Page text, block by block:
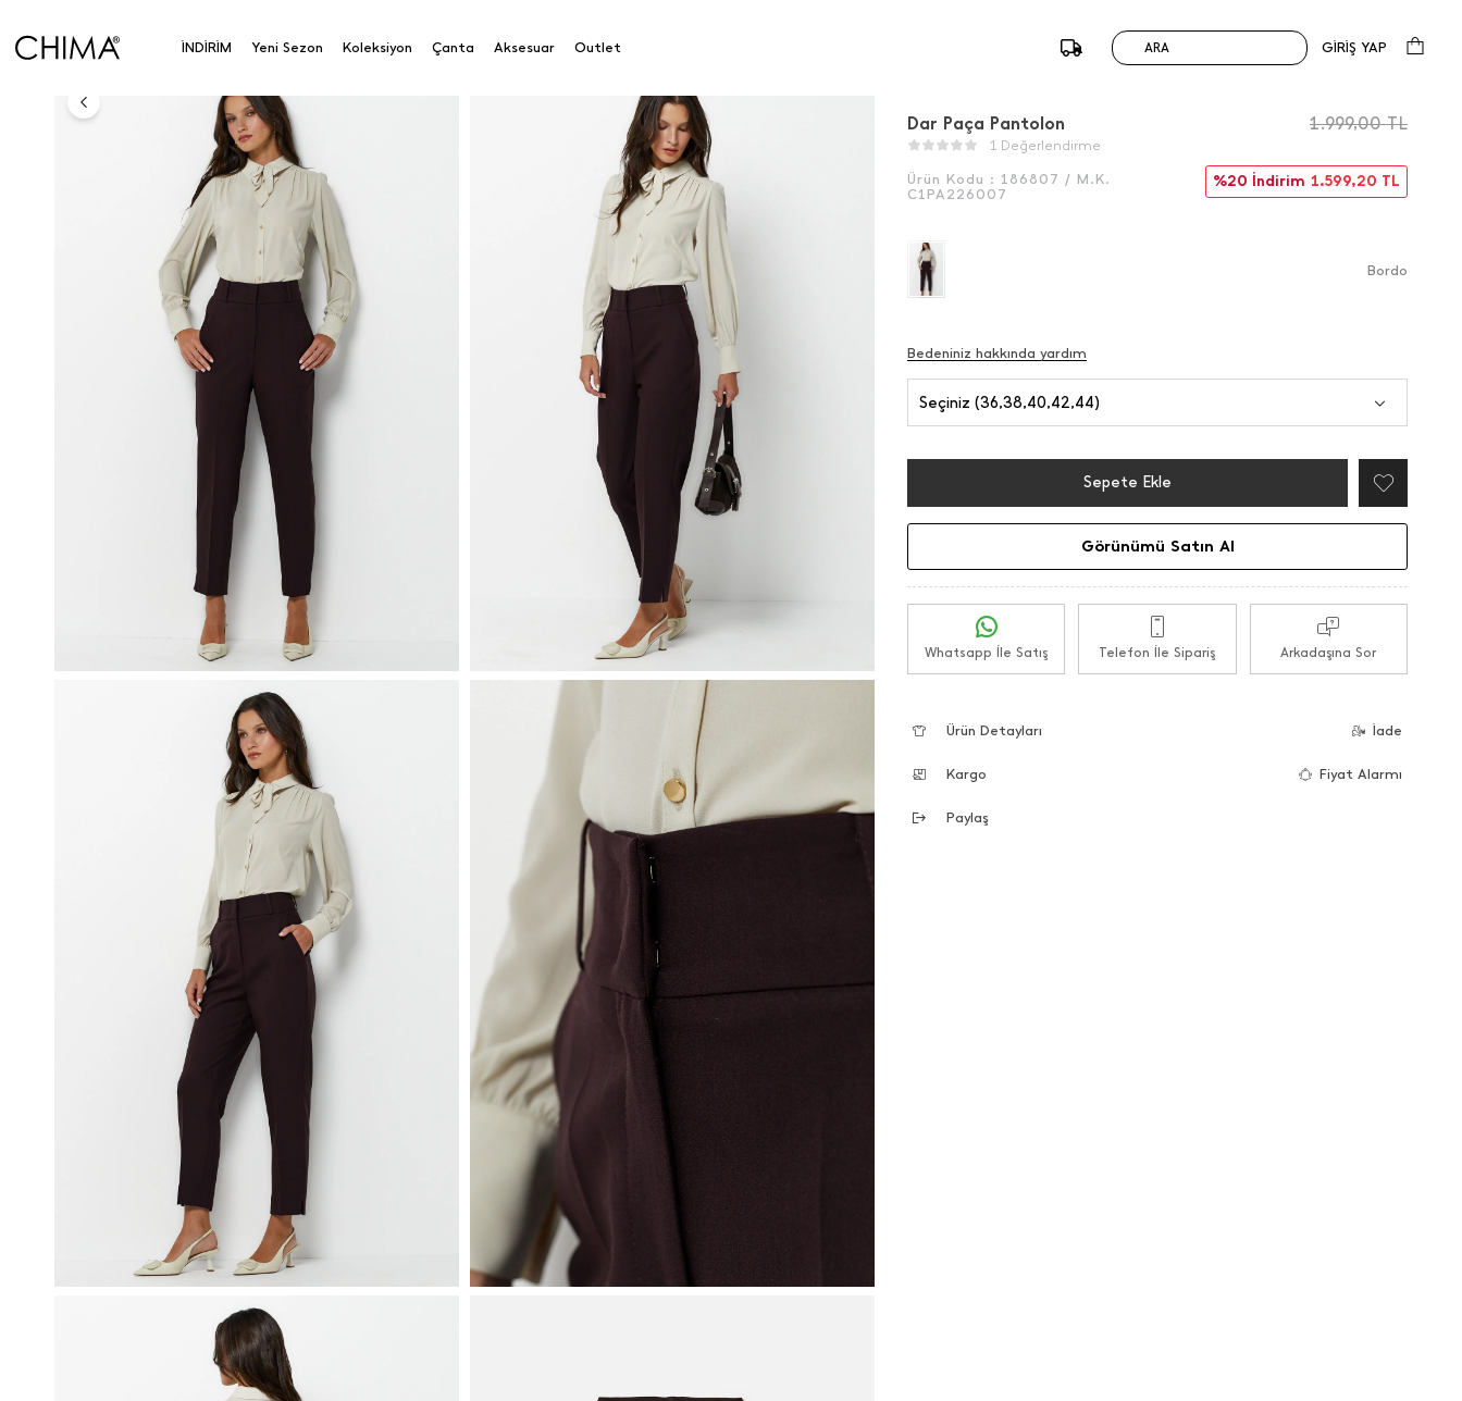
İNDİRİM Yeni Sezon Koleksiyon Çanta Aksesuar Outlet ARA GİRİŞ YAP
Anasayfa
Dar Paça Pantolon
1 Değerlendirme
Ürün Kodu : 186807 / M.K.
C1PA226007
1.999,00TL
%20 İndirim 1.599,20 TL
Bordo
Bedeniniz hakkında yardım
Seçiniz (36,38,40,42,44)
Sepete Ekle
Görünümü Satın Al
Whatsapp İle Satış Telefon İle Sipariş Arkadaşına Sor
Ürün Detayları İade
Kargo Fiyat Alarmı
Paylaş